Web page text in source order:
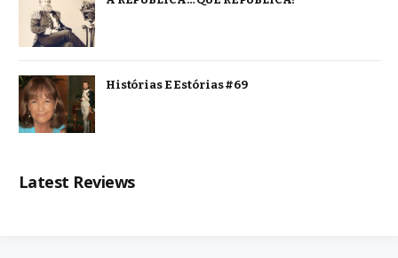
Histórias E Estórias #69
Latest Reviews